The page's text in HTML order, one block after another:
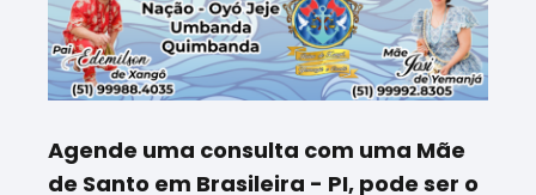
Agende uma consulta com uma Mãe
de Santo em Brasileira - PI, pode ser o